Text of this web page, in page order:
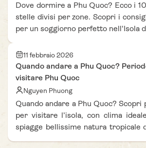
Dove dormire a Phu Quoc? Ecco i
stelle divisi per zone. Scopri i
per un soggiorno perfetto nell'Isola
11 febbraio 2026
Quando andare a Phu Quoc?
visitare Phu Quoc
Nguyen Phuong
Quando andare a Phu Quoc?
per visitare l’isola, con clima
spiagge bellissime natura tropicale